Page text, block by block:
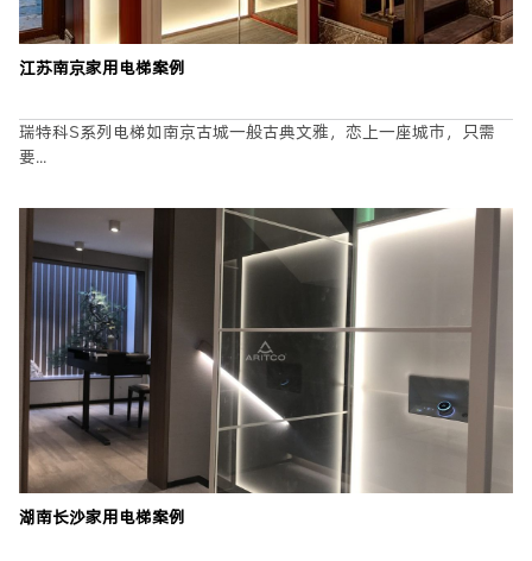
江苏南京家用电梯案例
瑞特科S系列电梯如南京古城一般古典文雅，恋上一座城市，只需
要...
湖南长沙家用电梯案例